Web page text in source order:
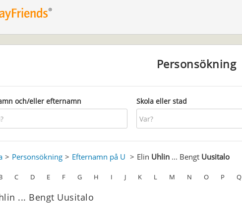
Personsökning
och/eller efternamn Skola eller stad
Personsökning Efternamn på U Elin Uhlin... Bengt Uusitalo
C D E F G H I J K L M N O P Q
... Bengt Uusitalo